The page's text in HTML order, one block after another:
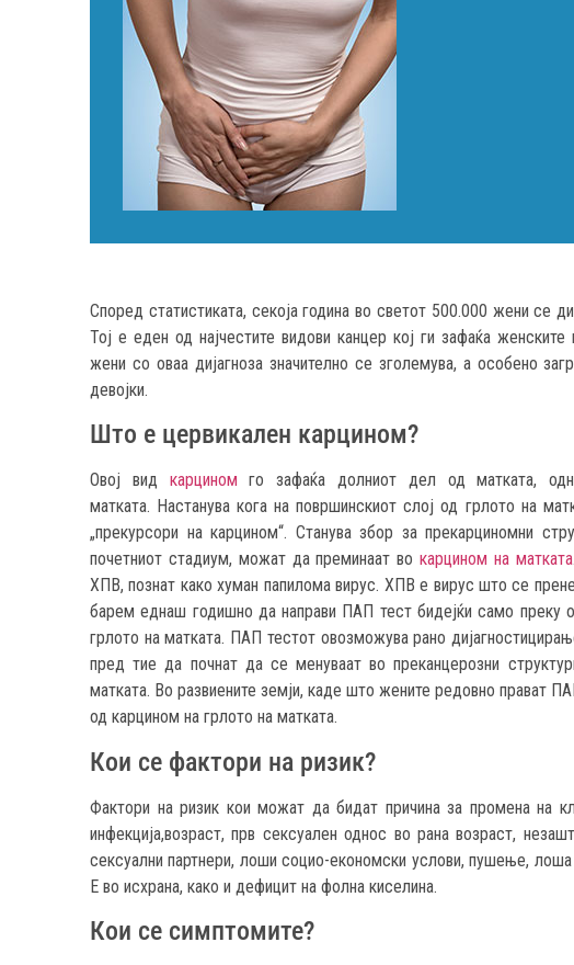
Според статистиката, секоја година во светот 500.000 жени се
Тој е еден од најчестите видови канцер кој ги зафаќа
жени со оваа дијагноза значително се зголемува, а особено
девојки.
Што е цервикален карцином?
Овој вид карцином го зафаќа долниот дел од матката,
матката. Настанува кога на површинскиот слој од грлото на
„прекурсори на карцином“. Станува збор за прекарциномни
почетниот стадиум, можат да преминаат вокарцином на матката
ХПВ, познат како хуман папилома вирус. ХПВ е вирус што се
барем еднаш годишно да направи ПАП тест бидејќи само преку
грлото на матката. ПАП тестот овозможува рано
пред тие да почнат да се менуваат во преканцерозни
матката. Во развиените земји, каде што жените редовно прават
од карцином на грлото на матката.
Кои се фактори на ризик?
Фактори на ризик кои можат да бидат причина за промена на
инфекција,возраст, прв сексуален однос во рана возраст,
сексуални партнери, лоши социо-економски услови, пушење, лоша
Е во исхрана, како и дефицит на фолна киселина.
Кои се симптомите?